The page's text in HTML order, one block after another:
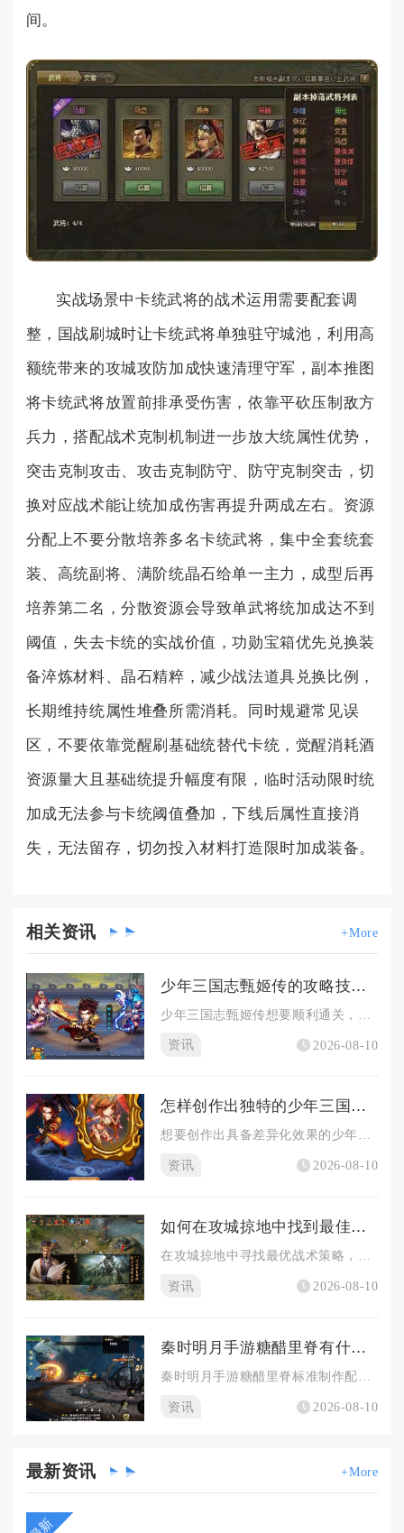
间。
实战场景中卡统武将的战术运用需要配套调
整，国战刷城时让卡统武将单独驻守城池，利用高
额统带来的攻城攻防加成快速清理守军，副本推图
将卡统武将放置前排承受伤害，依靠平砍压制敌方
兵力，搭配战术克制机制进一步放大统属性优势，
突击克制攻击、攻击克制防守、防守克制突击，切
换对应战术能让统加成伤害再提升两成左右。资源
分配上不要分散培养多名卡统武将，集中全套统套
装、高统副将、满阶统晶石给单一主力，成型后再
培养第二名，分散资源会导致单武将统加成达不到
阈值，失去卡统的实战价值，功勋宝箱优先兑换装
备淬炼材料、晶石精粹，减少战法道具兑换比例，
长期维持统属性堆叠所需消耗。同时规避常见误
区，不要依靠觉醒刷基础统替代卡统，觉醒消耗酒
资源量大且基础统提升幅度有限，临时活动限时统
加成无法参与卡统阈值叠加，下线后属性直接消
失，无法留存，切勿投入材料打造限时加成装备。
相关资讯 +More
少年三国志甄姬传的攻略技巧有哪些
资讯 2026-08-10
怎样创作出独特的少年三国志铭文
想要创作出具备差异化效果的少年三国志铭文，核心思路是跳出通用...
资讯 2026-08-10
如何在攻城掠地中找到最佳战术策略
资讯 2026-08-10
秦时明月手游糖醋里脊有什么制作方法
资讯 2026-08-10
最新资讯 +More